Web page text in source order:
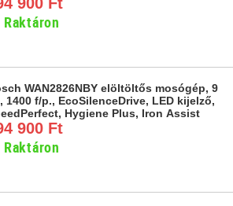
Raktáron
WAN2826NBY elöltöltős mosógép, 9
1400 f/p., EcoSilenceDrive, LED kijelző,
Hygiene Plus, Iron Assist
900 Ft
Raktáron